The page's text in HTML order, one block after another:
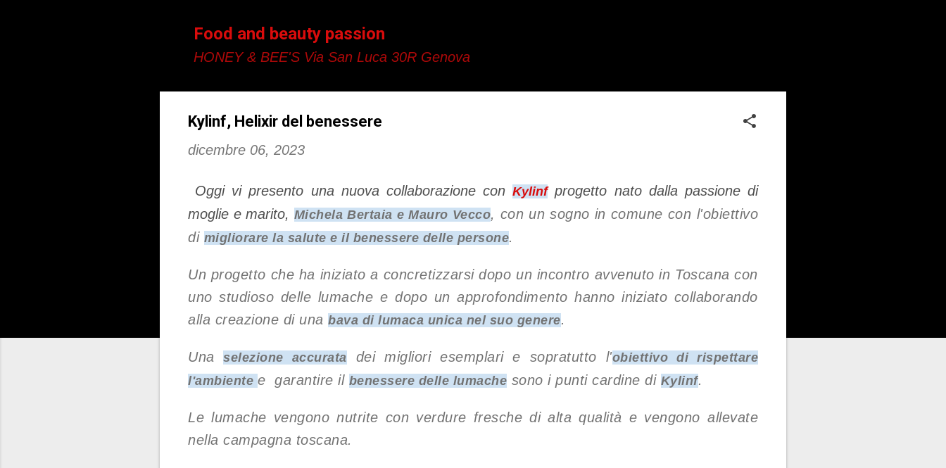
Food and beauty passion
HONEY & BEE'S Via San Luca 30R Genova
Kylinf, Helixir del benessere
dicembre 06, 2023
Oggi vi presento una nuova collaborazione conKylinfprogetto nato dalla passione di
moglie e marito, Michela Bertaia eMauro Vecco, con un sogno in comune con l'obiettivo
di migliorare la salute e il benessere delle persone.
Un progetto che ha iniziato a concretizzarsi dopo un incontro avvenuto in Toscana con
uno studioso delle lumache e dopo un approfondimento hanno iniziato collaborando
alla creazione di una bava di lumaca unica nel suo genere.
Unaselezione accurata dei migliori esemplari e sopratutto l'obiettivo di rispettare
l'ambiente e garantire il benessere delle lumache sono i punti cardine di Kylinf.
Le lumache vengono nutrite con verdure fresche di alta qualità e vengono allevate
nella campagna toscana.